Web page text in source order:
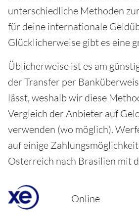
unterschiedliche Methoden
für deine internationale
Glücklicherweise gibt es eine
Üblicherweise ist es am
der Transfer per
lässt, weshalb wir diese
Vergleich der Anbieter auf
verwenden (wo möglich).
auf einige
Osterreich nach Brasilien mit
Online